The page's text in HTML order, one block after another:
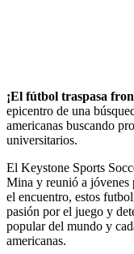
¡El fútbol traspasa
epicentro de una
americanas buscando
universitarios.
El Keystone Sports
Mina y reunió a jóvenes
el encuentro, estos
pasión por el juego y
popular del mundo y
americanas.